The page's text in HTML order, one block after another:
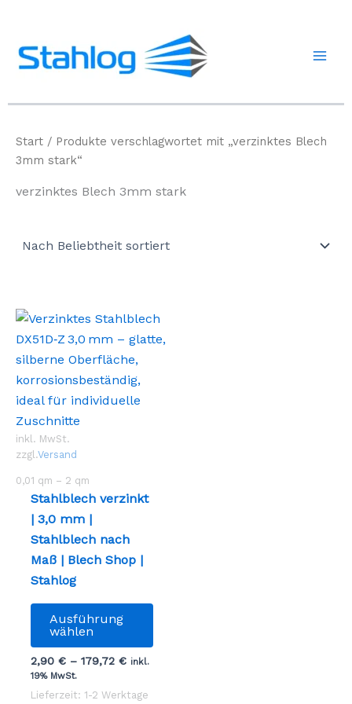
springen
Start / Produkte verschlagwortet mit „verzinktes Blech
3mm stark“
verzinktes Blech 3mm stark
inkl. MwSt.
zzgl.Versand
0,01 qm – 2 qm
Stahlblech verzinkt
| 3,0 mm |
Stahlblech nach
Maß | Blech Shop |
Stahlog
Ausführung
wählen
Dieses
weist
2,90€ –179,72€ inkl.
19% MwSt.
Lieferzeit: 1-2 Werktage